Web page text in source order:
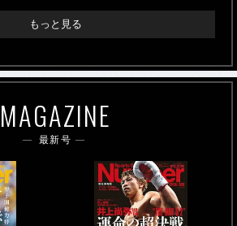
もっと見る
MAGAZINE
最新号